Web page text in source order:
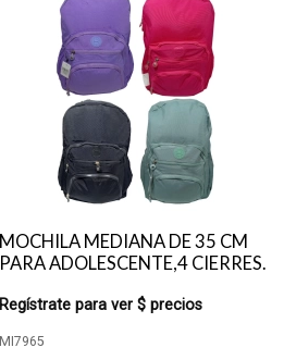
MOCHILA MEDIANA DE 35 CM
PARA ADOLESCENTE,4 CIERRES.
Regístrate para ver $ precios
MI7965